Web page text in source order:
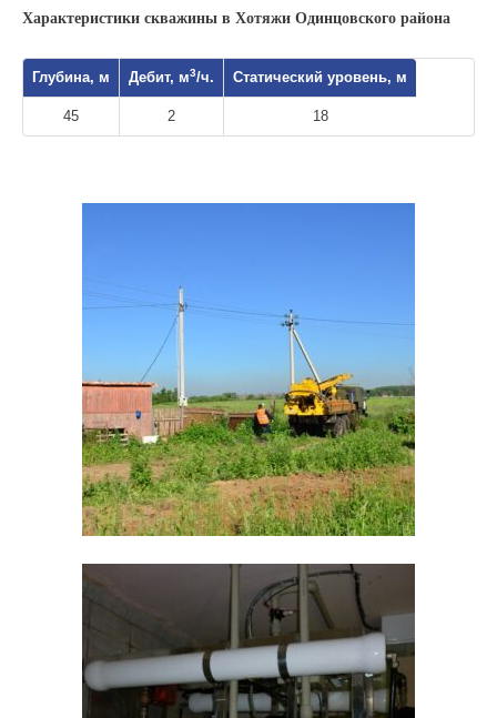
Характеристики скважины в Хотяжи Одинцовского района
Глубина, м Дебит, м3/ч. Статический уровень, м
45 2 18